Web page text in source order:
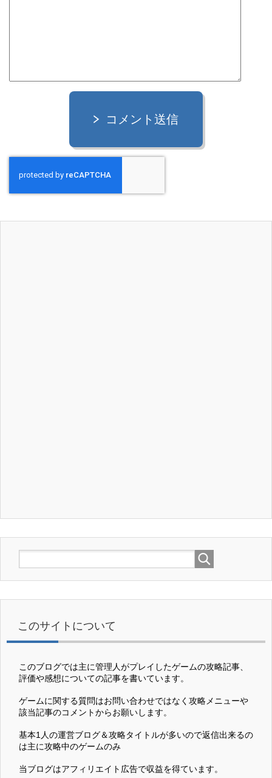
コメント送信
このサイトについて
このブログでは主に管理人がプレイしたゲームの攻略記事、
評価や感想についての記事を書いています。
ゲームに関する質問はお問い合わせではなく攻略メニューや
該当記事のコメントからお願いします。
基本1人の運営ブログ＆攻略タイトルが多いので返信出来るの
は主に攻略中のゲームのみ
当ブログはアフィリエイト広告で収益を得ています。